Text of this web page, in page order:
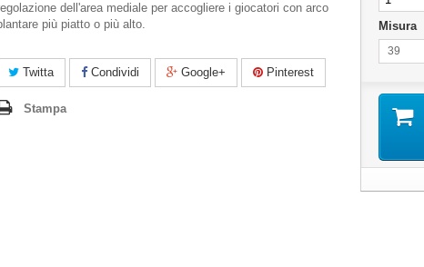
dell'area mediale per accogliere i giocatori con arco
più piatto o più alto.
Twitta Condividi Google+ Pinterest
Stampa
Misura
39